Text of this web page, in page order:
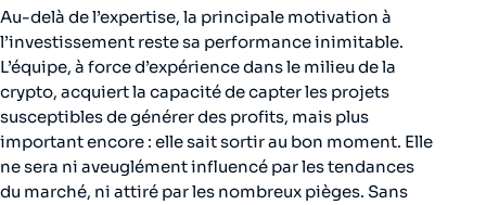
Au-delà de l’expertise, la principale motivation à
l’investissement reste sa performance inimitable.
L’équipe, à force d’expérience dans le milieu de la
crypto, acquiert la capacité de capter les projets
susceptibles de générer des profits, mais plus
important encore : elle sait sortir au bon moment. Elle
ne sera ni aveuglément influencé par les tendances
du marché, ni attiré par les nombreux pièges. Sans